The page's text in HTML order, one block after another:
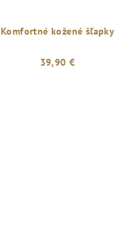
Komfortné kožené šľapky
39,90 €